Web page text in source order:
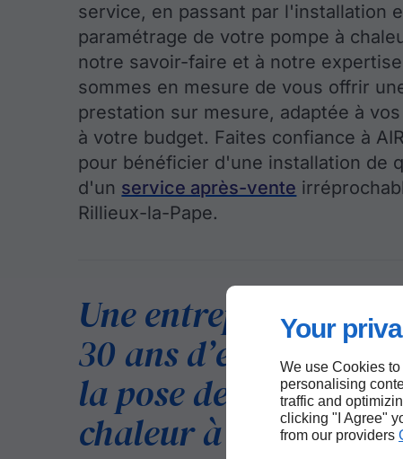
Your
We use Cookies
personalising
traffic and
clicking "I Agree"
from our providers
service, en passant par l'installation
paramétrage de votre pompe à
notre savoir-faire et à notre
sommes en mesure de vous offrir
prestation sur mesure, adaptée à
à votre budget. Faites confiance à
pour bénéficier d'une installation de
d'un service après-vente
Rillieux-la-Pape.
Une entreprise de
30 ans d’expérience
la pose de pompes à
chaleur à Rillieux-